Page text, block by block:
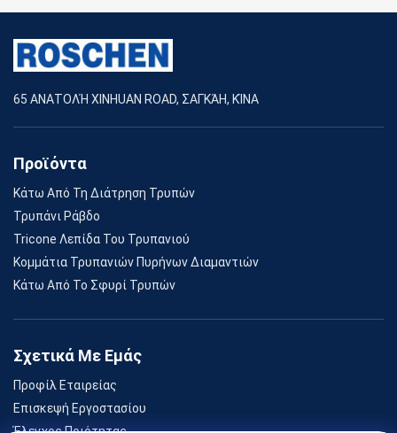
65 ΑΝΑΤΟΛΉ XINHUAN ROAD, ΣΑΓΚΆΗ, ΚΊΝΑ
Προϊόντα
Κάτω Από Τη Διάτρηση Τρυπών
Τρυπάνι Ράβδο
Tricone Λεπίδα Του Τρυπανιού
Κομμάτια Τρυπανιών Πυρήνων Διαμαντιών
Κάτω Από Το Σφυρί Τρυπών
Σχετικά Με Εμάς
Προφίλ Εταιρείας
Επισκεψή Εργοστασίου